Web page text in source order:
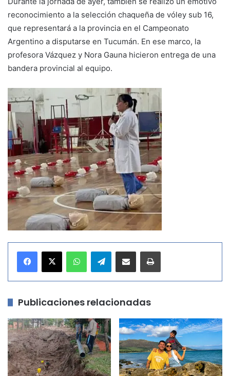
reconocimiento a la selección chaqueña de vóley sub 16,
que representará a la provincia en el Campeonato
Argentino a disputarse en Tucumán. En ese marco, la
profesora Vázquez y Nora Gauna hicieron entrega de una
bandera provincial al equipo.
Telegram
Publicaciones relacionadas